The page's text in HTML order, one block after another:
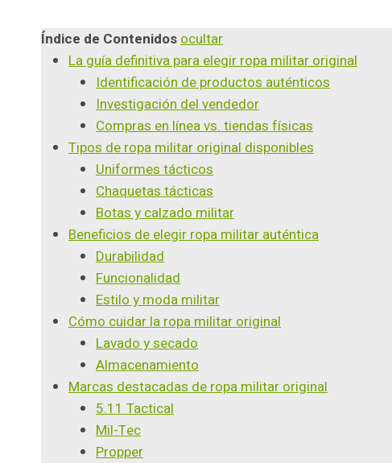
Índice de Contenidos ocultar
La guía definitiva para elegir ropa militar original
Identificación de productos auténticos
Investigación del vendedor
Compras en línea vs. tiendas físicas
Tipos de ropa militar original disponibles
Uniformes tácticos
Chaquetas tácticas
Botas y calzado militar
Beneficios de elegir ropa militar auténtica
Durabilidad
Funcionalidad
Estilo y moda militar
Cómo cuidar la ropa militar original
Lavado y secado
Almacenamiento
Marcas destacadas de ropa militar original
5.11 Tactical
Mil-Tec
Propper